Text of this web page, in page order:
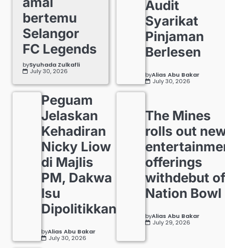
bertemu
Selangor
FC Legends
bySyuhada Zulkafli
July 30, 2026
Audit
Syarikat
Pinjaman
Berlesen
byAlias Abu Bakar
July 30, 2026
Peguam
Jelaskan
Kehadiran
Nicky Liow
di Majlis
PM, Dakwa
Isu
Dipolitikkan
byAlias Abu Bakar
July 30, 2026
The Mines
rolls out
offerings
withdebut
Nation Bowl
byAlias Abu Bakar
July 29, 2026